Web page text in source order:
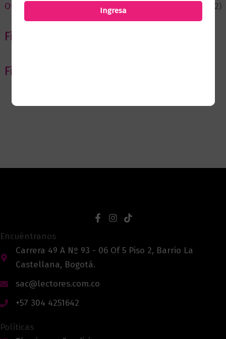
Ofertas
(12)
Filtrar por Autor
Filtrar por editorial
Encuéntranos
Carrera 49 A Nº 93 - 06 Of 5 Piso 2, Barrio La
Castellana, Bogotá.
sac@lectores.com.co
+57 304 4251642
Políticas
Ingresa